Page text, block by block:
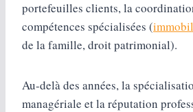
portefeuilles clients, la
compétences spécialisées (
de la famille, droit patrimonial).
Au-delà des années, la
managériale et la réputation